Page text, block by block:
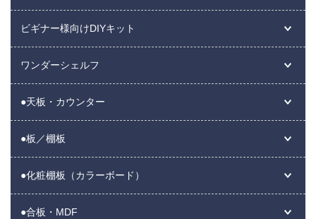
ビギナー様向けDIYキット
ワンダーシェルフ
●天板・カウンター
●板／棚板
●化粧棚板（カラーボード）
●合板・MDF